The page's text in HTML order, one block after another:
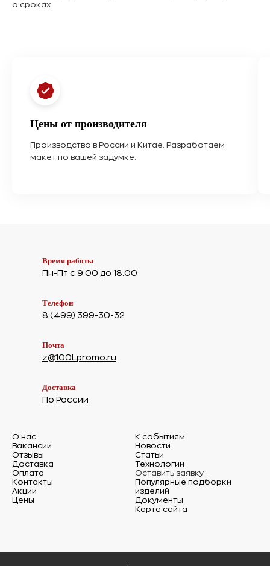
о сроках.
Цены от производителя
Производство в России и Китае. Разработаем
макет по вашей задумке.
Время работы
Пн-Пт с 9.00 до 18.00
Телефон
8 (499) 399-30-32
Почта
z@100Lpromo.ru
Доставка
По России
О нас
Вакансии
Отзывы
Доставка
Оплата
Контакты
Акции
Цены
К событиям
Новости
Статьи
Технологии
Оставить заявку
Популярные подборки
изделий
Документы
Карта сайта